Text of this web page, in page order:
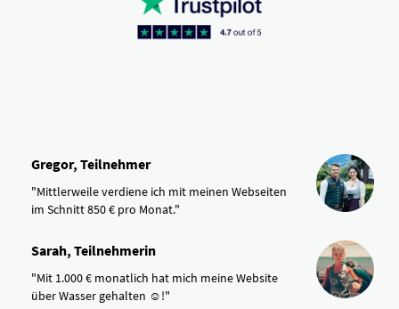
Gregor, Teilnehmer
"Mittlerweile verdiene ich mit meinen Webseiten
im Schnitt 850 € pro Monat."
Sarah, Teilnehmerin
"Mit 1.000 € monatlich hat mich meine Website
über Wasser gehalten ☺️!"